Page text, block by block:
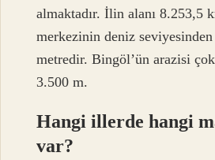
almaktadır. İlin alanı 8.253,5
merkezinin deniz
metredir. Bingöl’ün arazisi çok
3.500 m.
Hangi illerde hangi
var?